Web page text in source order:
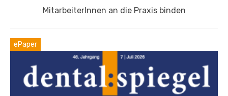
Nächster
MitarbeiterInnen an die Praxis binden
ePaper